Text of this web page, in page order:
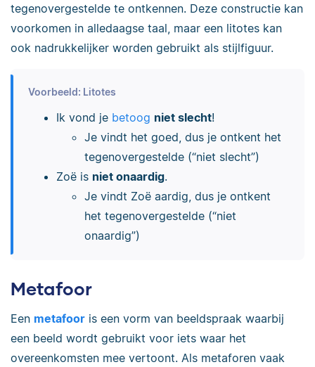
tegenovergestelde te ontkennen. Deze constructie kan
voorkomen in alledaagse taal, maar een litotes kan
ook nadrukkelijker worden gebruikt als stijlfiguur.
Voorbeeld: Litotes
Ik vond je betoog niet slecht!
Je vindt het goed, dus je ontkent het
tegenovergestelde (“niet slecht”)
Zoë is niet onaardig.
Je vindt Zoë aardig, dus je ontkent
het tegenovergestelde (“niet
onaardig”)
Metafoor
Een metafoor is een vorm van beeldspraak waarbij
een beeld wordt gebruikt voor iets waar het
overeenkomsten mee vertoont. Als metaforen vaak